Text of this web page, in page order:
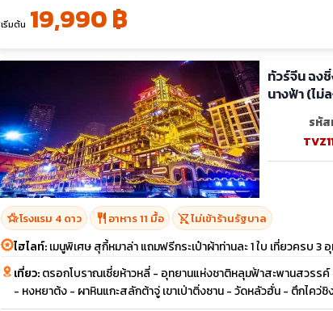
เริ่มต้น 19,990 ฿
ทัวร์จีน ฉง
นางฟ้า (ไม่
รหั
hotel_classโรงแรม 4 ดาว restaurant อาหาร 11 มื้อ shopping_cart_offไม่เข้าร้านรัฐบาล
ไฮไลท์:เมนูพิเศษ สุกี้หมาล่า แถมฟรีกระเป๋าผ้าท่านละ 1 ใบ เที่ยวครบ
เที่ยว:ตรอกโบราณเซี่ยห้าวหลี่ - อุทยานแห่งชาติหลุมฟ้าสะพานสวรร
- หงหยาต้ง - ผาหินแกะสลักต้าจู่ เขาเป่าติ่งซาน - วัดหลัวฮั่น - ตึกไคว่